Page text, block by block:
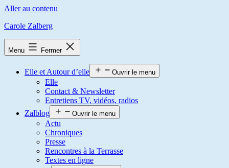
Aller au contenu
Carole Zalberg
Menu Fermer
Elle et Autour d’elle Ouvrir le menu
Elle
Contact & Newsletter
Entretiens TV, vidéos, radios
Zalblog
Ouvrir le menu
Actu
Chroniques
Presse
Rencontres à la Terrasse
Textes en ligne